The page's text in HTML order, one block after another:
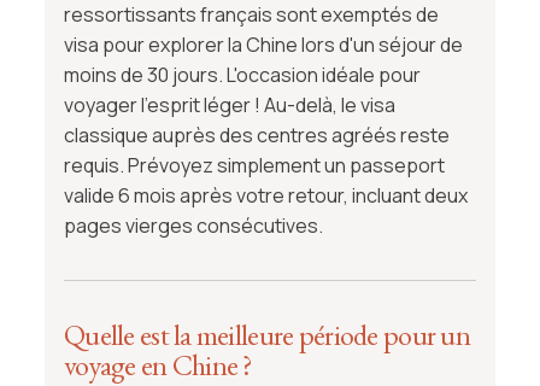
ressortissants français sont exemptés de
visa pour explorer la Chine lors d'un séjour de
moins de 30 jours. L'occasion idéale pour
voyager l'esprit léger ! Au-delà, le visa
classique auprès des centres agréés reste
requis. Prévoyez simplement un passeport
valide 6 mois après votre retour, incluant deux
pages vierges consécutives.
Quelle est la meilleure période pour un
voyage en Chine ?